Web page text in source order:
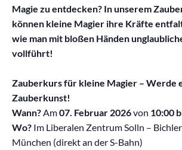
Magie zu entdecken? In unserem
können kleine Magier ihre Kräfte
wie man mit bloßen Händen
vollführt!
Zauberkurs für kleine Magier – Werde
Zauberkunst!
Wann?Am07. Februar 2026von 10:00
Wo? Im Liberalen Zentrum Solln –
München (direkt an der S-Bahn)